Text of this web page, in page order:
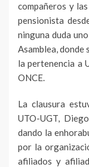
compañeros y
pensionista
ninguna duda
Asamblea, donde
la pertenencia a
ONCE.
La clausura
UTO-UGT,
dando la
por la
afiliados y